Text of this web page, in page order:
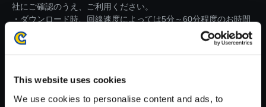
This website uses cookies
We use cookies to personalise content and ads, to
社にご確認のうえ、ご利用ください。
・ダウンロード時、回線速度によっては5分～60分程度のお時間
がかかる場合がございます。
※ご購入いただいたファイルのダウンロードの際には、通信環境
が安定しているWifi環境でお試しください。